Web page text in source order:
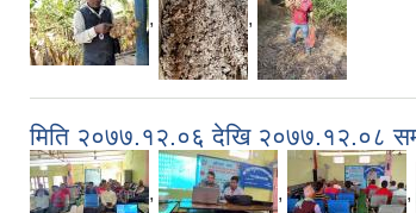
, ,
मिति २०७७.१२.०६ देखि २०७७.१२.०८
, , ,